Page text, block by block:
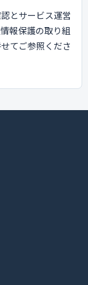
とサービス運営
報保護の取り組
てご参照くださ